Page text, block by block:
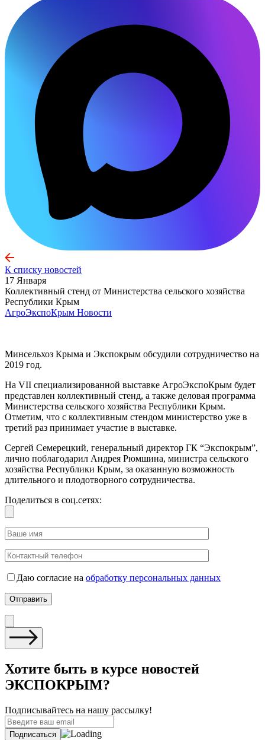
К списку новостей
17 Января
Коллективный стенд от Министерства сельского хозяйства
Республики Крым
АгроЭкспоКрым Новости
Минсельхоз Крыма и Экспокрым обсудили сотрудничество на
2019 год.
На VII специализированной выставке АгроЭкспоКрым будет
представлен коллективный стенд, а также деловая программа
Министерства сельского хозяйства Республики Крым.
Отметим, что с коллективным стендом министерство уже в
третий раз принимает участие в выставке.
Сергей Семерецкий, генеральный директор ГК “Экспокрым”,
лично поблагодарил Андрея Рюмшина, министра сельского
хозяйства Республики Крым, за оказанную возможность
длительного и плодотворного сотрудничества.
Поделиться в соц.сетях:
Даю согласие на обработку персональных данных
Хотите быть в курсе новостей
ЭКСПОКРЫМ?
Подписывайтесь на нашу рассылку!